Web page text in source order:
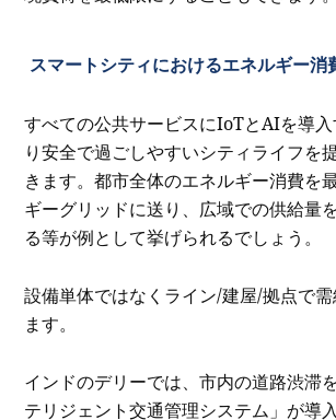
スマートシティにおけるエネルギー消
すべての公共サービスにIoTとAIを導
り安全で過ごしやすいシティライフを
きます。都市全体のエネルギー消費を
ギーグリッドに送り、広域での供給量
る等が例として挙げられるでしょう。
設備単体ではなくライン/建屋/拠点で
ます。
インドのデリーでは、市内の道路渋滞
テリジェント交通管理システム」が導